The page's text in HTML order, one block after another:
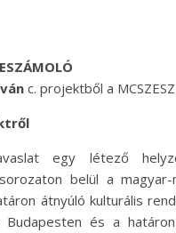
c. projektből a
egy létező
belül a
átnyúló kulturális
Budapesten és a